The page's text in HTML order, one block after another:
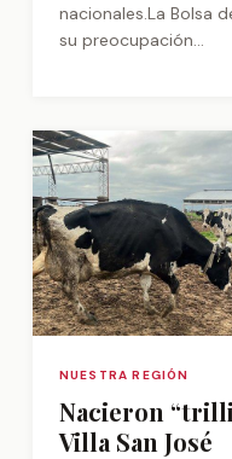
nacionales.La Bolsa
su preocupación...
NUESTRA REGIÓN
Nacieron
Villa San José